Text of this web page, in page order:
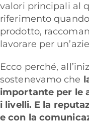
valori principali al
riferimento
prodotto,
lavorare per
Ecco perché,
sostenevamo che
importante per le
i livelli. E la
e con la